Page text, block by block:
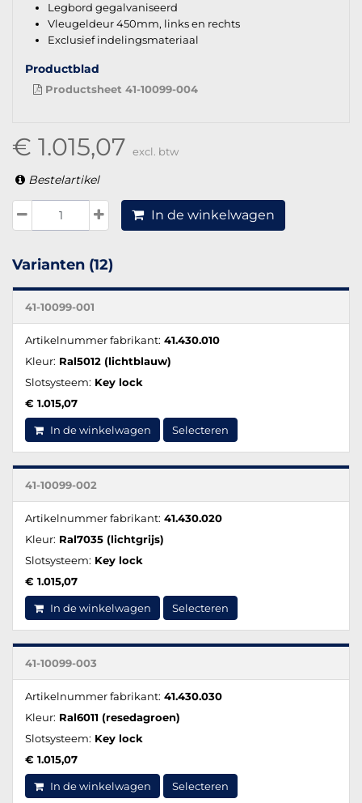
Legbord gegalvaniseerd
Vleugeldeur 450mm, links en rechts
Exclusief indelingsmateriaal
Productblad
Productsheet 41-10099-004
€ 1.015,07 excl. btw
Bestelartikel
In de winkelwagen
Varianten (12)
41-10099-001
Artikelnummer fabrikant: 41.430.010
Kleur: Ral5012 (lichtblauw)
Slotsysteem: Key lock
€ 1.015,07
In de winkelwagen Selecteren
41-10099-002
Artikelnummer fabrikant: 41.430.020
Kleur: Ral7035 (lichtgrijs)
Slotsysteem: Key lock
€ 1.015,07
In de winkelwagen Selecteren
41-10099-003
Artikelnummer fabrikant: 41.430.030
Kleur: Ral6011 (resedagroen)
Slotsysteem: Key lock
€ 1.015,07
In de winkelwagen Selecteren